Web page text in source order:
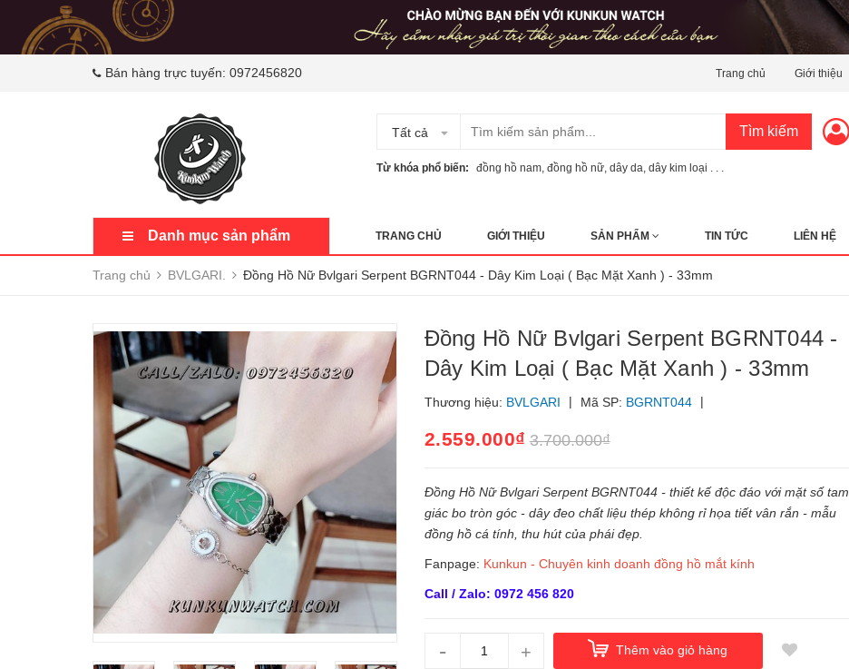
Bán hàng trực tuyến: 0972456820 Trang chủ Giới thiệu
Tất cả Tìm kiếm
Từ khóa phổ biến: đồng hồ nam đồng hồ nữ dây da dây kim loại . . .
Danh mục sản phẩm TRANG CHỦ GIỚI THIỆU SẢN PHẨM TIN TỨC LIÊN HỆ
Trang chủ BVLGARI. Đồng Hồ Nữ Bvlgari Serpent BGRNT044 - Dây Kim Loại ( Bạc Mặt Xanh ) - 33mm
Đồng Hồ Nữ Bvlgari Serpent BGRNT044 -
Dây Kim Loại ( Bạc Mặt Xanh ) - 33mm
Thương hiệu: BVLGARI | Mã SP: BGRNT044 |
2.559.000₫ 3.700.000₫
Đồng Hồ Nữ Bvlgari Serpent BGRNT044 - thiết kế độc đáo với mặt số tam
giác bo tròn góc - dây đeo chất liệu thép không rỉ họa tiết vân rắn - mẫu
đồng hồ cá tính, thu hút của phái đẹp.
Fanpage: Kunkun - Chuyên kinh doanh đồng hồ mắt kính
Call / Zalo: 0972 456 820
- + Thêm vào giỏ hàng